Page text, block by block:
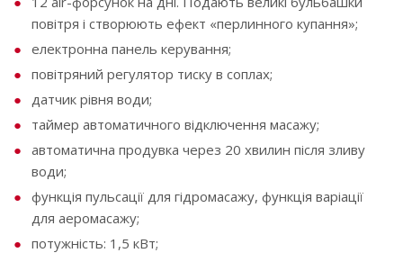
повітря і створюють ефект «перлинного купання»;
електронна панель керування;
повітряний регулятор тиску в соплах;
датчик рівня води;
таймер автоматичного відключення масажу;
автоматична продувка через 20 хвилин після зливу
води;
функція пульсації для гідромасажу, функція варіації
для аеромасажу;
потужність: 1,5 кВт;